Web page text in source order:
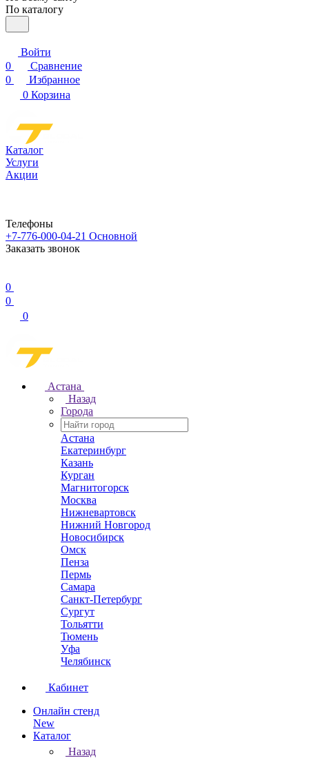
По каталогу
Войти
0
Сравнение
0
Избранное
0 Корзина
Каталог
Услуги
Акции
Телефоны
+7-776-000-04-21 Основной
Заказать звонок
0
0
0
Астана
Назад
Города
Астана
Екатеринбург
Казань
Курган
Магнитогорск
Москва
Нижневартовск
Нижний Новгород
Новосибирск
Омск
Пенза
Пермь
Самара
Санкт-Петербург
Сургут
Тольятти
Тюмень
Уфа
Челябинск
Кабинет
Онлайн стенд
New
Каталог
Назад